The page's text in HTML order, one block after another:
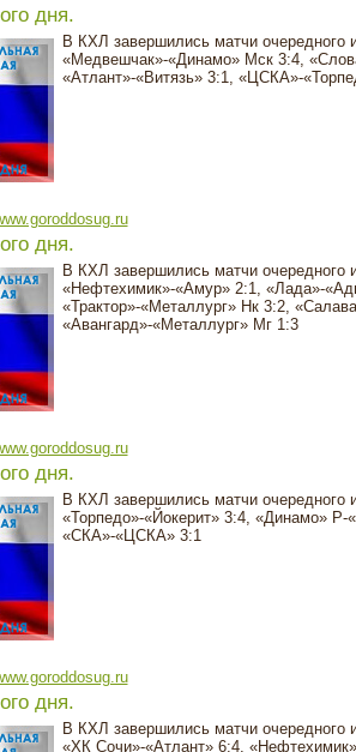
дня.
В КХЛ завершились матчи очередного
«Медвешчак»-«Динамо» Мск 3:4,
«Атлант»-«Витязь» 3:1, «ЦСКА»-
дня.
В КХЛ завершились матчи очередного
«Нефтехимик»-«Амур» 2:1, «Лада»-
«Трактор»-«Металлург» Нк 3:2,
«Авангард»-«Металлург» Мг 1:3
дня.
В КХЛ завершились матчи очередного
«Торпедо»-«Йокерит» 3:4, «Динамо»
«СКА»-«ЦСКА» 3:1
дня.
В КХЛ завершились матчи очередного
«ХК Сочи»-«Атлант» 6:4,